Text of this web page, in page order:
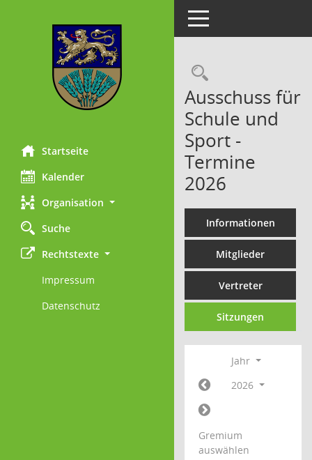
Startseite
Kalender
Organisation
Suche
Rechtstexte
Impressum
Datenschutz
Toggle navigation
Ausschuss für
Schule und
Sport -
Termine
2026
Informationen
Mitglieder
Vertreter
Sitzungen
Jahr
2026
Gremium
auswählen